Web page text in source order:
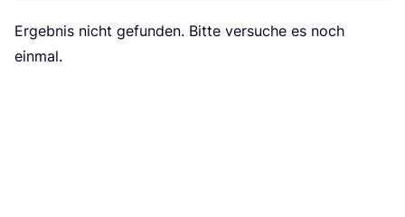
Ergeb­nis nicht gefun­den. Bit­te ver­su­che es noch
einmal.